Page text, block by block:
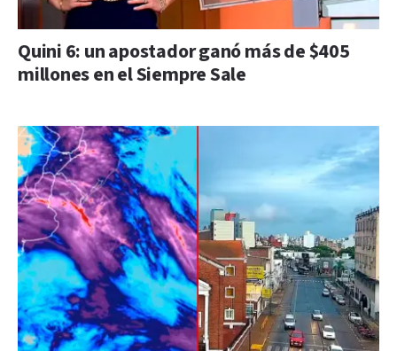
Quini 6: un apostador ganó más de $405
millones en el Siempre Sale